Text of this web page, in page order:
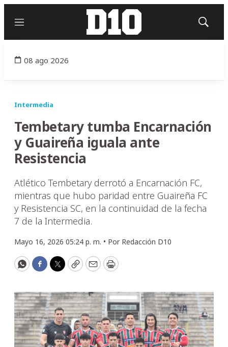
Menú
Mostrar
08 ago 2026
Intermedia
Tembetary tumba Encarnación
y Guaireña iguala ante
Resistencia
Atlético Tembetary derrotó a Encarnación FC,
mientras que hubo paridad entre Guaireña FC
y Resistencia SC, en la continuidad de la fecha
7 de la Intermedia.
Mayo 16, 2026 05:24 p. m. • Por Redacción D10
WhatsApp
Facebook
Twitter
CopyEmailPrint